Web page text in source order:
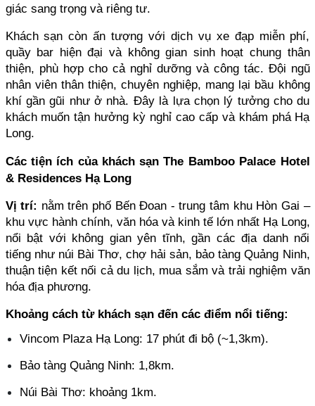
giác sang trọng và riêng tư.
Khách sạn còn ấn tượng với dịch vụ xe đạp miễn phí,
quầy bar hiện đại và không gian sinh hoạt chung thân
thiện, phù hợp cho cả nghỉ dưỡng và công tác. Đội ngũ
nhân viên thân thiện, chuyên nghiệp, mang lại bầu không
khí gần gũi như ở nhà. Đây là lựa chọn lý tưởng cho du
khách muốn tận hưởng kỳ nghỉ cao cấp và khám phá Hạ
Long.
Các tiện ích của khách sạn The Bamboo Palace Hotel
& Residences Hạ Long
Vị trí: nằm trên phố Bến Đoan - trung tâm khu Hòn Gai –
khu vực hành chính, văn hóa và kinh tế lớn nhất Hạ Long,
nổi bật với không gian yên tĩnh, gần các địa danh nổi
tiếng như núi Bài Thơ, chợ hải sản, bảo tàng Quảng Ninh,
thuận tiện kết nối cả du lịch, mua sắm và trải nghiệm văn
hóa địa phương.
Khoảng cách từ khách sạn đến các điểm nổi tiếng:
Vincom Plaza Hạ Long: 17 phút đi bộ (~1,3km).
Bảo tàng Quảng Ninh: 1,8km.
Núi Bài Thơ: khoảng 1km.